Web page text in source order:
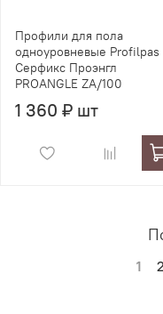
Профили для пола
одноуровневые Profilpas
Серфикс Проэнгл
PROANGLE ZA/100
1 360 ₽ шт
1 2